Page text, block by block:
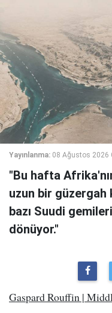
Yayınlanma: 08 Ağustos 2026
"Bu hafta
uzun bir güzergah
bazı Suudi
dönüyor."
Gaspard Rouffin |